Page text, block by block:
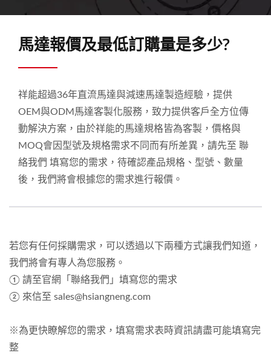
馬達報價及最低訂購量是多少?
祥能超過36年直流馬達與減速馬達製造經驗，提供
OEM與ODM馬達客製化服務，致力提供客戶全方位傳
動解決方案，由於祥能的馬達規格皆為客製，價格與
MOQ會因型號及規格需求不同而有所差異，請先至 聯
絡我們 填寫您的需求，待確認產品規格、型號、數量
後，我們將會根據您的需求進行報價。
若您有任何採購需求，可以透過以下兩種方式讓我們知道，
我們將會有專人為您服務。
① 請至官網「聯絡我們」填寫您的需求
② 來信至 sales@hsiangneng.com
※為更快瞭解您的需求，填寫需求表時資訊請盡可能填寫完
整